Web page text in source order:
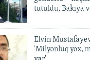
tutuldu, Bakıya
Elvin
'Milyonluq yox,